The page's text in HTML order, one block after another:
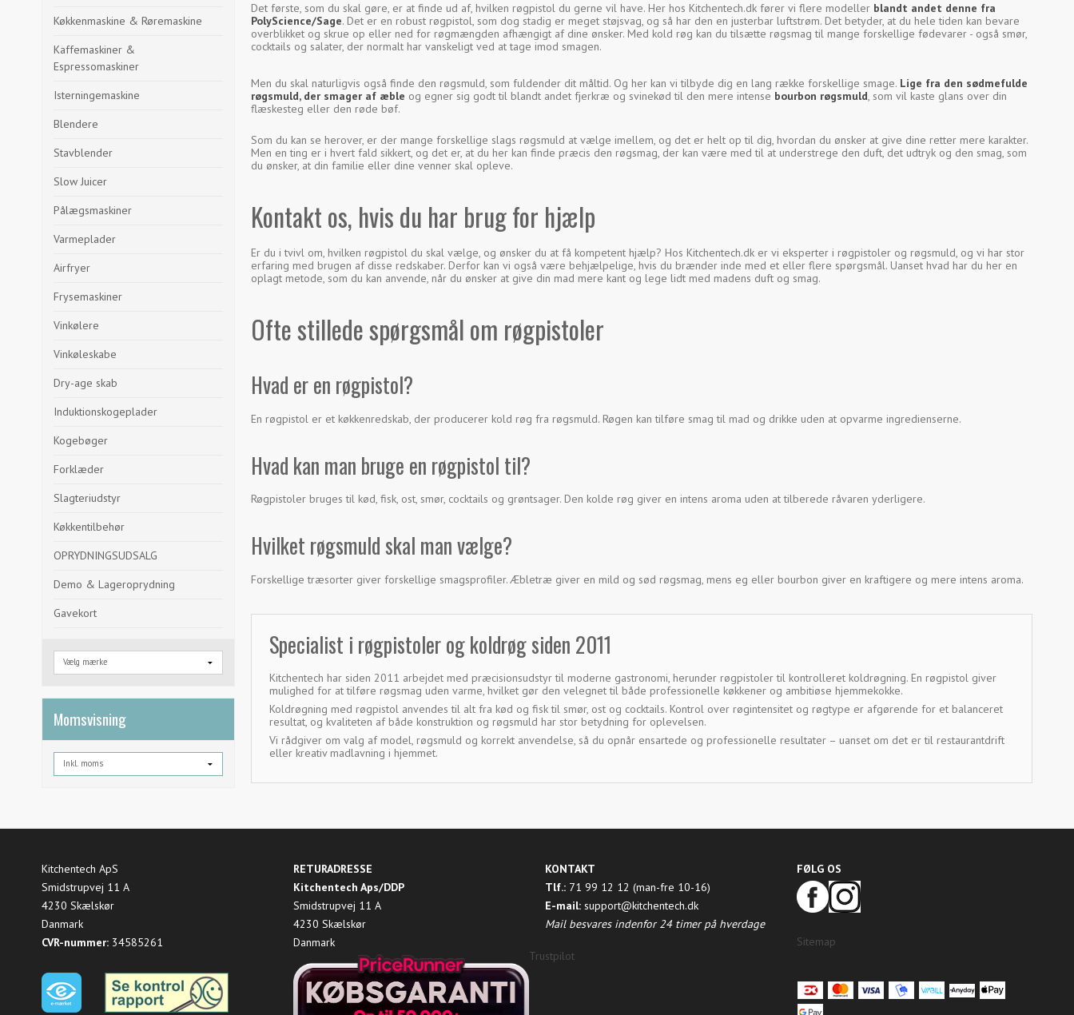
Køkkenmaskine & Røremaskine
Kaffemaskiner &
Espressomaskiner
Isterningemaskine
Blendere
Stavblender
Slow Juicer
Pålægsmaskiner
Varmeplader
Airfryer
Frysemaskiner
Vinkølere
Vinkøleskabe
Dry-age skab
Induktionskogeplader
Kogebøger
Forklæder
Slagteriudstyr
Køkkentilbehør
OPRYDNINGSUDSALG
Demo & Lageroprydning
Gavekort
Momsvisning
Det første, som du skal gøre, er at finde ud af, hvilken røgpistol du gerne vil have. Her hos Kitchentech.dk fører vi flere modeller blandt andet denne fra
PolyScience/Sage. Det er en robust røgpistol, som dog stadig er meget støjsvag, og så har den en justerbar luftstrøm. Det betyder, at du hele tiden kan bevare
overblikket og skrue op eller ned for røgmængden afhængigt af dine ønsker. Med kold røg kan du tilsætte røgsmag til mange forskellige fødevarer - også smør,
cocktails og salater, der normalt har vanskeligt ved at tage imod smagen.
Men du skal naturligvis også finde den røgsmuld, som fuldender dit måltid. Og her kan vi tilbyde dig en lang række forskellige smage. Lige fra den sødmefulde
røgsmuld, der smager af æble og egner sig godt til blandt andet fjerkræ og svinekød til den mere intense bourbon røgsmuld, som vil kaste glans over din
flæskesteg eller den røde bøf.
Som du kan se herover, er der mange forskellige slags røgsmuld at vælge imellem, og det er helt op til dig, hvordan du ønsker at give dine retter mere karakter.
Men en ting er i hvert fald sikkert, og det er, at du her kan finde præcis den røgsmag, der kan være med til at understrege den duft, det udtryk og den smag, som
du ønsker, at din familie eller dine venner skal opleve.
Kontakt os, hvis du har brug for hjælp
Er du i tvivl om, hvilken røgpistol du skal vælge, og ønsker du at få kompetent hjælp? Hos Kitchentech.dk er vi eksperter i røgpistoler og røgsmuld, og vi har stor
erfaring med brugen af disse redskaber. Derfor kan vi også være behjælpelige, hvis du brænder inde med et eller flere spørgsmål. Uanset hvad har du her en
oplagt metode, som du kan anvende, når du ønsker at give din mad mere kant og lege lidt med madens duft og smag.
Ofte stillede spørgsmål om røgpistoler
Hvad er en røgpistol?
En røgpistol er et køkkenredskab, der producerer kold røg fra røgsmuld. Røgen kan tilføre smag til mad og drikke uden at opvarme ingredienserne.
Hvad kan man bruge en røgpistol til?
Røgpistoler bruges til kød, fisk, ost, smør, cocktails og grøntsager. Den kolde røg giver en intens aroma uden at tilberede råvaren yderligere.
Hvilket røgsmuld skal man vælge?
Forskellige træsorter giver forskellige smagsprofiler. Æbletræ giver en mild og sød røgsmag, mens eg eller bourbon giver en kraftigere og mere intens aroma.
Specialist i røgpistoler og koldrøg siden 2011
Kitchentech har siden 2011 arbejdet med præcisionsudstyr til moderne gastronomi, herunder røgpistoler til kontrolleret koldrøgning. En røgpistol giver
mulighed for at tilføre røgsmag uden varme, hvilket gør den velegnet til både professionelle køkkener og ambitiøse hjemmekokke.
Koldrøgning med røgpistol anvendes til alt fra kød og fisk til smør, ost og cocktails. Kontrol over røgintensitet og røgtype er afgørende for et balanceret
resultat, og kvaliteten af både konstruktion og røgsmuld har stor betydning for oplevelsen.
Vi rådgiver om valg af model, røgsmuld og korrekt anvendelse, så du opnår ensartede og professionelle resultater – uanset om det er til restaurantdrift
eller kreativ madlavning i hjemmet.
Kitchentech ApS
Smidstrupvej 11 A
4230 Skælskør
Danmark
CVR-nummer: 34585261
RETURADRESSE
Kitchentech Aps/DDP
Smidstrupvej 11 A
4230 Skælskør
Danmark
KONTAKT
Tlf.: 71 99 12 12 (man-fre 10-16)
E-mail: support@kitchentech.dk
Mail besvares indenfor 24 timer på hverdage
Trustpilot
FØLG OS
Sitemap